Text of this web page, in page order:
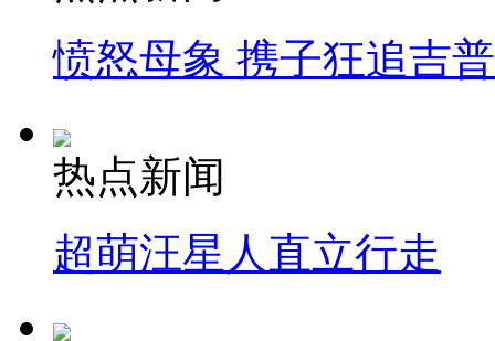
愤怒母象 携子狂追吉
热点新闻
超萌汪星人直立行走